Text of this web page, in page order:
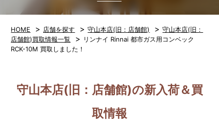
HOME > 店舗を探す >守山本店(旧：店舗館) >守山本店(旧：
店舗館)買取情報一覧
>
リンナイ Rinnai 都市ガス用コンベック
RCK-10M 買取しました！
守山本店(旧：店舗館)の新入荷＆買
取情報